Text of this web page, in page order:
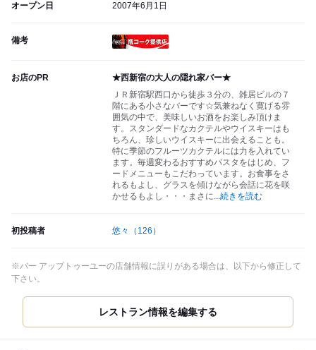
オープン日 2007年6月1日
備考
お店のPR
★西新宿の大人の隠れ家バー★
ＪＲ新宿駅西口から徒歩３分の、雑居ビルの７
階にある小さなバーです☆気兼ねなく寛げる雰
囲気の中で、美味しいお酒をお楽しみ頂けま
す。スタンダードなカクテルやウイスキーはも
ちろん、珍しいウイスキーに出会えることも。
特に季節のフルーツカクテルには力を入れてい
ます。毎週変わるおすすめパスタをはじめ、フ
ードメニューもこだわっています。お食事をさ
れるもよし、グラスを傾けながら会話に花を咲
かせるもよし・・・まさに...続きを読む
初投稿者 悠々 （126）
※バー アップトゥーユーの店舗情報に誤りがある場合は、以下から修正して
下さい。
レストラン情報を編集する